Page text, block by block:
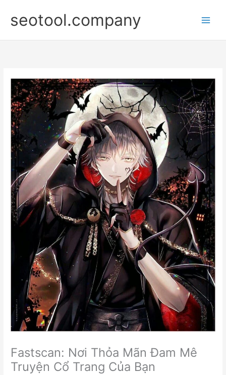
dung
seotool.company
Fastscan: Nơi Thỏa Mãn Đam Mê
Truyện Cổ Trang Của Bạn